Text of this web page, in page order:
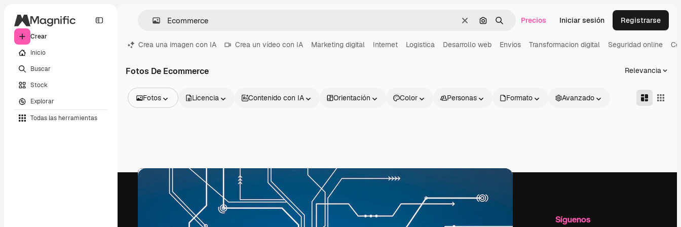
Crear
Inicio
Buscar
Stock
Explorar
Todas las herramientas
BorrarBuscar por imagen
BuscarPrecios Iniciar sesión Registrarse
Crea una imagen con IA Crea un vídeo con IA Marketing digital Internet Logistica Desarrollo web Envios Transformacion digital Seguridad online
Fotos De Ecommerce Relevancia
Fotos
Vídeos
Motion graphics
Plantillas de vídeos
Licencia Contenido con IA Orientación Color Personas Formato Avanzado
Productos Información útil Síguenos